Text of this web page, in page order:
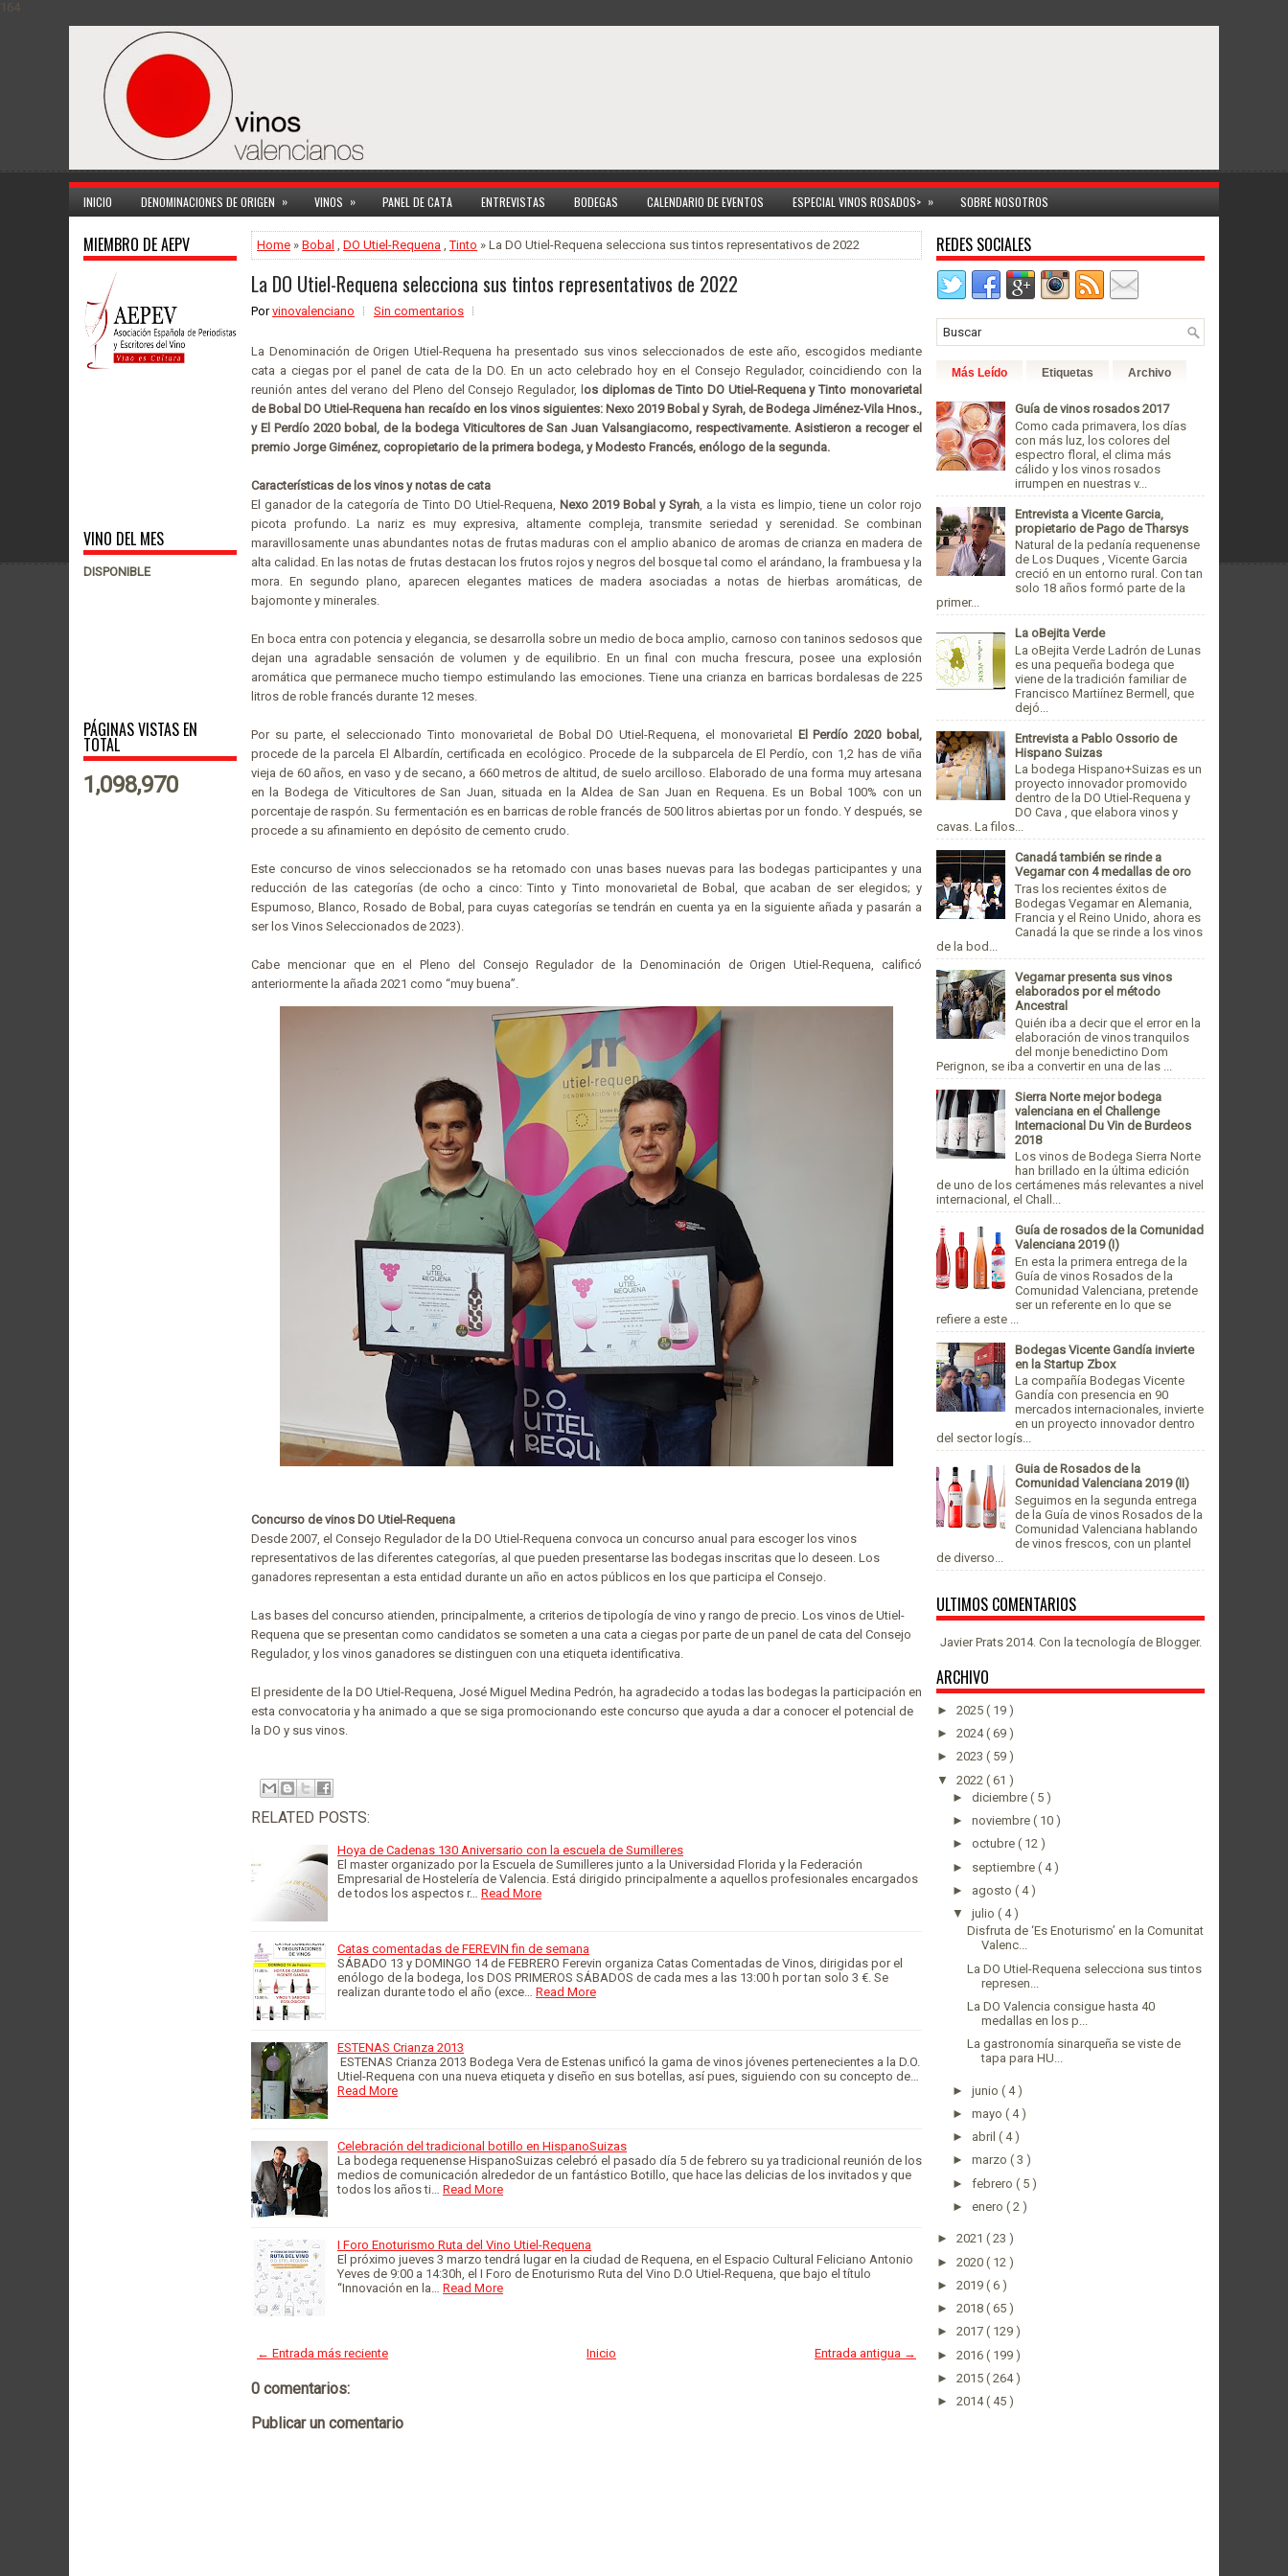
164
INICIO DENOMINACIONES DE ORIGEN » VINOS » PANEL DE CATA ENTREVISTAS BODEGAS CALENDARIO DE EVENTOS ESPECIAL VINOS ROSADOS> » SOBRE NOSOTROS
MIEMBRO DE AEPV
VINO DEL MES
DISPONIBLE
PÁGINAS VISTAS EN
TOTAL
1,098,970
Home » Bobal , DO Utiel-Requena ,Tinto » La DO Utiel-Requena selecciona sus tintos representativos de 2022
La DO Utiel-Requena selecciona sus tintos representativos de 2022
Porvinovalenciano Sin comentarios
La Denominación de Origen Utiel-Requena ha presentado sus vinos seleccionados de este año, escogidos mediante
cata a ciegas por el panel de cata de la DO. En un acto celebrado hoy en el Consejo Regulador, coincidiendo con la
reunión antes del verano del Pleno del Consejo Regulador, l os diplomas de Tinto DO Utiel-Requena y Tinto monovarietal
de Bobal DO Utiel-Requena han recaído en los vinos siguientes: Nexo 2019 Bobal y Syrah, de Bodega Jiménez-Vila Hnos.,
y El Perdío 2020 bobal, de la bodega Viticultores de San Juan Valsangiacomo, respectivamente. Asistieron a recoger el
premio Jorge Giménez, copropietario de la primera bodega, y Modesto Francés, enólogo de la segunda.
Características de los vinos y notas de cata
El ganador de la categoría de Tinto DO Utiel-Requena, Nexo 2019 Bobal y Syrah, a la vista es limpio, tiene un color rojo
picota profundo. La nariz es muy expresiva, altamente compleja, transmite seriedad y serenidad. Se combinan
maravillosamente unas abundantes notas de frutas maduras con el amplio abanico de aromas de crianza en madera de
alta calidad. En las notas de frutas destacan los frutos rojos y negros del bosque tal como el arándano, la frambuesa y la
mora. En segundo plano, aparecen elegantes matices de madera asociadas a notas de hierbas aromáticas, de
bajomonte y minerales.
En boca entra con potencia y elegancia, se desarrolla sobre un medio de boca amplio, carnoso con taninos sedosos que
dejan una agradable sensación de volumen y de equilibrio. En un final con mucha frescura, posee una explosión
aromática que permanece mucho tiempo estimulando las emociones. Tiene una crianza en barricas bordalesas de 225
litros de roble francés durante 12 meses.
Por su parte, el seleccionado Tinto monovarietal de Bobal DO Utiel-Requena, el monovarietal El Perdío 2020 bobal,
procede de la parcela El Albardín, certificada en ecológico. Procede de la subparcela de El Perdío, con 1,2 has de viña
vieja de 60 años, en vaso y de secano, a 660 metros de altitud, de suelo arcilloso. Elaborado de una forma muy artesana
en la Bodega de Viticultores de San Juan, situada en la Aldea de San Juan en Requena. Es un Bobal 100% con un
porcentaje de raspón. Su fermentación es en barricas de roble francés de 500 litros abiertas por un fondo. Y después, se
procede a su afinamiento en depósito de cemento crudo.
Este concurso de vinos seleccionados se ha retomado con unas bases nuevas para las bodegas participantes y una
reducción de las categorías (de ocho a cinco: Tinto y Tinto monovarietal de Bobal, que acaban de ser elegidos; y
Espumoso, Blanco, Rosado de Bobal, para cuyas categorías se tendrán en cuenta ya en la siguiente añada y pasarán a
ser los Vinos Seleccionados de 2023).
Cabe mencionar que en el Pleno del Consejo Regulador de la Denominación de Origen Utiel-Requena, calificó
anteriormente la añada 2021 como “muy buena”.
Concurso de vinos DO Utiel-Requena
Desde 2007, el Consejo Regulador de la DO Utiel-Requena convoca un concurso anual para escoger los vinos
representativos de las diferentes categorías, al que pueden presentarse las bodegas inscritas que lo deseen. Los
ganadores representan a esta entidad durante un año en actos públicos en los que participa el Consejo.
Las bases del concurso atienden, principalmente, a criterios de tipología de vino y rango de precio. Los vinos de Utiel-
Requena que se presentan como candidatos se someten a una cata a ciegas por parte de un panel de cata del Consejo
Regulador, y los vinos ganadores se distinguen con una etiqueta identificativa.
El presidente de la DO Utiel-Requena, José Miguel Medina Pedrón, ha agradecido a todas las bodegas la participación en
esta convocatoria y ha animado a que se siga promocionando este concurso que ayuda a dar a conocer el potencial de
la DO y sus vinos.
RELATED POSTS:
Hoya de Cadenas 130 Aniversario con la escuela de Sumilleres
El master organizado por la Escuela de Sumilleres junto a la Universidad Florida y la Federación
Empresarial de Hostelería de Valencia. Está dirigido principalmente a aquellos profesionales encargados
de todos los aspectos r…
Read More
Catas comentadas de FEREVIN fin de semana
SÁBADO 13 y DOMINGO 14 de FEBRERO Ferevin organiza Catas Comentadas de Vinos, dirigidas por el
enólogo de la bodega, los DOS PRIMEROS SÁBADOS de cada mes a las 13:00 h por tan solo 3 €. Se
realizan durante todo el año (exce…
Read More
ESTENAS Crianza 2013
ESTENAS Crianza 2013 Bodega Vera de Estenas unificó la gama de vinos jóvenes pertenecientes a la D.O.
Utiel-Requena con una nueva etiqueta y diseño en sus botellas, así pues, siguiendo con su concepto de…
Read More
Celebración del tradicional botillo en HispanoSuizas
La bodega requenense HispanoSuizas celebró el pasado día 5 de febrero su ya tradicional reunión de los
medios de comunicación alrededor de un fantástico Botillo, que hace las delicias de los invitados y que
todos los años ti…
Read More
I Foro Enoturismo Ruta del Vino Utiel-Requena
El próximo jueves 3 marzo tendrá lugar en la ciudad de Requena, en el Espacio Cultural Feliciano Antonio
Yeves de 9:00 a 14:30h, el I Foro de Enoturismo Ruta del Vino D.O Utiel-Requena, que bajo el título
“Innovación en la…
Read More
← Entrada más reciente Entrada antigua →
Inicio
0 comentarios:
Publicar un comentario
REDES SOCIALES
Más Leído Etiquetas Archivo
Guía de vinos rosados 2017
Como cada primavera, los días
con más luz, los colores del
espectro floral, el clima más
cálido y los vinos rosados
irrumpen en nuestras v...
Entrevista a Vicente Garcia,
propietario de Pago de Tharsys
Natural de la pedanía requenense
de Los Duques , Vicente Garcia
creció en un entorno rural. Con tan
solo 18 años formó parte de la
primer...
La oBejita Verde
La oBejita Verde Ladrón de Lunas
es una pequeña bodega que
viene de la tradición familiar de
Francisco Martiínez Bermell, que
dejó...
Entrevista a Pablo Ossorio de
Hispano Suizas
La bodega Hispano+Suizas es un
proyecto innovador promovido
dentro de la DO Utiel-Requena y
DO Cava , que elabora vinos y
cavas. La filos...
Canadá también se rinde a
Vegamar con 4 medallas de oro
Tras los recientes éxitos de
Bodegas Vegamar en Alemania,
Francia y el Reino Unido, ahora es
Canadá la que se rinde a los vinos
de la bod...
Vegamar presenta sus vinos
elaborados por el método
Ancestral
Quién iba a decir que el error en la
elaboración de vinos tranquilos
del monje benedictino Dom
Perignon, se iba a convertir en una de las ...
Sierra Norte mejor bodega
valenciana en el Challenge
Internacional Du Vin de Burdeos
2018
Los vinos de Bodega Sierra Norte
han brillado en la última edición
de uno de los certámenes más relevantes a nivel
internacional, el Chall...
Guía de rosados de la Comunidad
Valenciana 2019 (I)
En esta la primera entrega de la
Guía de vinos Rosados de la
Comunidad Valenciana, pretende
ser un referente en lo que se
refiere a este ...
Bodegas Vicente Gandía invierte
en la Startup Zbox
La compañía Bodegas Vicente
Gandía con presencia en 90
mercados internacionales, invierte
en un proyecto innovador dentro
del sector logís...
Guia de Rosados de la
Comunidad Valenciana 2019 (II)
Seguimos en la segunda entrega
de la Guía de vinos Rosados de la
Comunidad Valenciana hablando
de vinos frescos, con un plantel
de diverso...
ULTIMOS COMENTARIOS
Javier Prats 2014. Con la tecnología de Blogger.
ARCHIVO
► 2025 ( 19 )
► 2024( 69 )
► 2023 ( 59 )
▼ 2022 ( 61 )
► diciembre ( 5 )
► noviembre ( 10 )
► octubre ( 12 )
► septiembre ( 4 )
► agosto ( 4 )
▼ julio ( 4 )
Disfruta de ‘Es Enoturismo’ en la Comunitat
Valenc...
La DO Utiel-Requena selecciona sus tintos
represen...
La DO Valencia consigue hasta 40
medallas en los p...
La gastronomía sinarqueña se viste de
tapa para HU...
► junio ( 4 )
► mayo ( 4 )
► abril ( 4 )
► marzo ( 3 )
► febrero ( 5 )
► enero ( 2 )
► 2021 ( 23 )
► 2020 ( 12 )
► 2019 ( 6 )
► 2018 ( 65 )
► 2017 ( 129 )
► 2016 ( 199 )
► 2015 ( 264 )
► 2014( 45 )